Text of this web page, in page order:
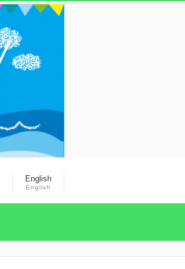
English
English